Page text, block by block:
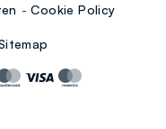
Cookie Policy